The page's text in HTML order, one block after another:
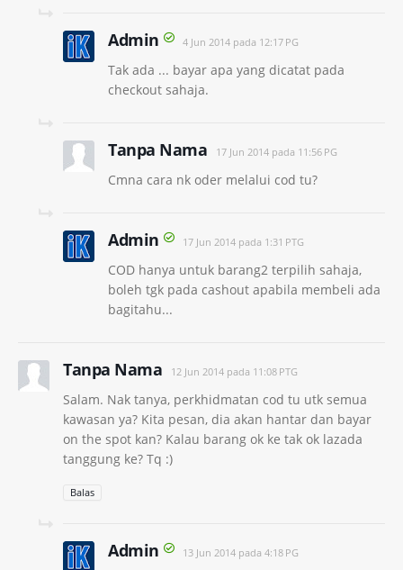
Admin 4 Jun 2014 pada 12:17 PG
Tak ada ... bayar apa yang dicatat pada
checkout sahaja.
Tanpa Nama 17 Jun 2014 pada 11:56 PG
Cmna cara nk oder melalui cod tu?
Admin 17 Jun 2014 pada 1:31 PTG
COD hanya untuk barang2 terpilih sahaja,
boleh tgk pada cashout apabila membeli ada
bagitahu...
Tanpa Nama 12 Jun 2014 pada 11:08 PTG
Salam. Nak tanya, perkhidmatan cod tu utk semua
kawasan ya? Kita pesan, dia akan hantar dan bayar
on the spot kan? Kalau barang ok ke tak ok lazada
tanggung ke? Tq :)
Balas
Admin 13 Jun 2014 pada 4:18 PG